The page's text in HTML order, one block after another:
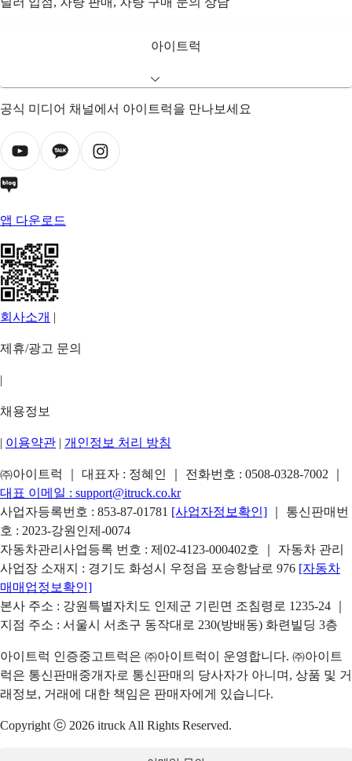
아이트럭
공식 미디어 채널에서 아이트럭을 만나보세요
앱 다운로드
회사소개 |
제휴/광고 문의
|
채용정보
| 이용약관 | 개인정보 처리 방침
㈜아이트럭 ｜ 대표자 : 정혜인 ｜ 전화번호 : 0508-0328-7002
대표 이메일 : support@itruck.co.kr
사업자등록번호 : 853-87-01781 [사업자정보확인]
｜ 통신판매번
호 : 2023-강원인제-0074
자동차관리사업등록 번호 : 제02-4123-000402호 ｜ 자동차 관리
사업장 소재지 : 경기도 화성시 우정읍 포승항남로 976 [자동차
매매업정보확인]
본사 주소 : 강원특별자치도 인제군 기린면 조침령로 1235-24 ｜
지점 주소 : 서울시 서초구 동작대로 230(방배동) 화련빌딩 3층
아이트럭 인증중고트럭은 ㈜아이트럭이 운영합니다. ㈜아이트
럭은 통신판매중개자로 통신판매의 당사자가 아니며, 상품 및 거
래정보, 거래에 대한 책임은 판매자에게 있습니다.
Copyright ⓒ 2026 itruck All Rights Reserved.